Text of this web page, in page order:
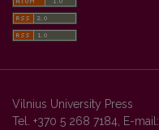
Vilnius University Press
Tel. +370 5 268 7184, E-mail: